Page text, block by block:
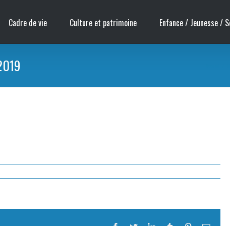
Cadre de vie Culture et patrimoine Enfance / Jeunesse /